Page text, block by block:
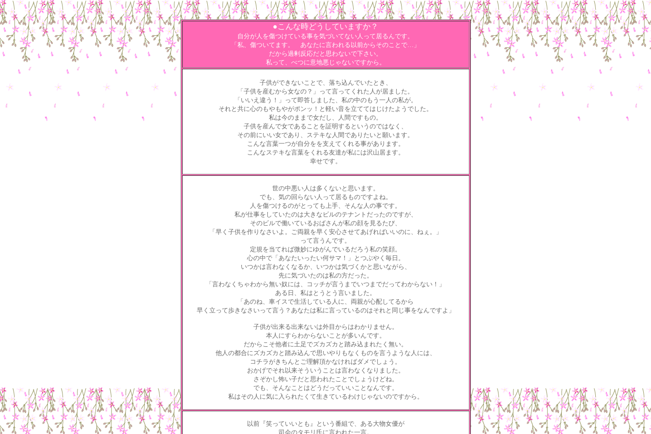
●こんな時どうしていますか？
自分が人を傷つけている事を気づいてない人って居るんです。
「私、傷ついてます。 あなたに言われる以前からそのことで…」
だから過剰反応だと思わないで下さい。
私って、べつに意地悪じゃないですから。
子供ができないことで、落ち込んでいたとき、
「子供を産むから女なの？」って言ってくれた人が居ました。
「いいえ違う！」って即答しました、私の中のもう一人の私が。
それと共に心のもやもやがポンッ！と軽い音を立ててはじけたようでした。
私は今のままで女だし、人間ですもの。
子供を産んで女であることを証明するというのではなく、
その前にいい女であり、ステキな人間でありたいと願います。
こんな言葉一つが自分をを支えてくれる事があります。
こんなステキな言葉をくれる友達が私には沢山居ます。
幸せです。
世の中悪い人は多くないと思います。
でも、気の回らない人って居るものですよね。
人を傷つけるのがとっても上手、そんな人の事です。
私が仕事をしていたのは大きなビルのテナントだったのですが、
そのビルで働いているおばさんが私の顔を見るたび、
「早く子供を作りなさいよ。ご両親を早く安心させてあげればいいのに、ねぇ。」
って言うんです。
定規を当てれば微妙にゆがんでいるだろう私の笑顔。
心の中で「あなたいったい何サマ！」とつぶやく毎日。
いつかは言わなくなるか、いつかは気づくかと思いながら、
先に気づいたのは私の方だった。
「言わなくちゃわから無い奴には、コッチが言うまでいつまでだってわからない！」
ある日、私はとうとう言いました。
「あのね、車イスで生活している人に、両親が心配してるから
早く立って歩きなさいって言う？あなたは私に言っているのはそれと同じ事をなんですよ」
子供が出来る出来ないは外目からはわかりません。
本人にすらわからないことが多いんです。
だからこそ他者に土足でズカズカと踏み込まれたく無い。
他人の都合にズカズカと踏み込んで思いやりもなくものを言うような人には、
コチラがきちんとご理解頂かなければダメでしょう。
おかげでそれ以来そういうことは言わなくなりました。
さぞかし怖い子だと思われたことでしょうけどね。
でも、そんなことはどうだっていいことなんです。
私はその人に気に入られたくて生きているわけじゃないのですから。
以前『笑っていいとも』という番組で、ある大物女優が
司会のタモリ氏に言われた一言。